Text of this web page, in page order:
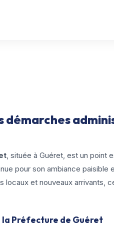
démarches
, située à Guéret, est un point
pour son ambiance
locaux et nouveaux arrivants,
la Préfecture de Guéret